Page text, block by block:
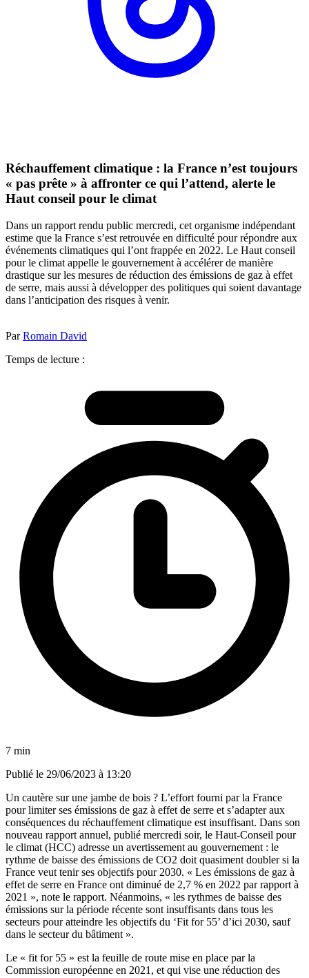
Réchauffement climatique : la France n’est toujours
« pas prête » à affronter ce qui l’attend, alerte le
Haut conseil pour le climat
Dans un rapport rendu public mercredi, cet organisme indépendant
estime que la France s’est retrouvée en difficulté pour répondre aux
événements climatiques qui l’ont frappée en 2022. Le Haut conseil
pour le climat appelle le gouvernement à accélérer de manière
drastique sur les mesures de réduction des émissions de gaz à effet
de serre, mais aussi à développer des politiques qui soient davantage
dans l’anticipation des risques à venir.
ParRomain David
Temps de lecture :
7 min
Publié le 29/06/2023 à 13:20
Un cautère sur une jambe de bois ? L’effort fourni par la France
pour limiter ses émissions de gaz à effet de serre et s’adapter aux
conséquences du réchauffement climatique est insuffisant. Dans son
nouveau rapport annuel, publié mercredi soir, le Haut-Conseil pour
le climat (HCC) adresse un avertissement au gouvernement : le
rythme de baisse des émissions de CO2 doit quasiment doubler si la
France veut tenir ses objectifs pour 2030. « Les émissions de gaz à
effet de serre en France ont diminué de 2,7 % en 2022 par rapport à
2021 », note le rapport. Néanmoins, « les rythmes de baisse des
émissions sur la période récente sont insuffisants dans tous les
secteurs pour atteindre les objectifs du ‘Fit for 55’ d’ici 2030, sauf
dans le secteur du bâtiment ».
Le « fit for 55 » est la feuille de route mise en place par la
Commission européenne en 2021, et qui vise une réduction des